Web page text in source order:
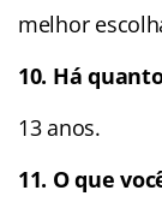
melhor
10. Há
13 anos.
11. O que